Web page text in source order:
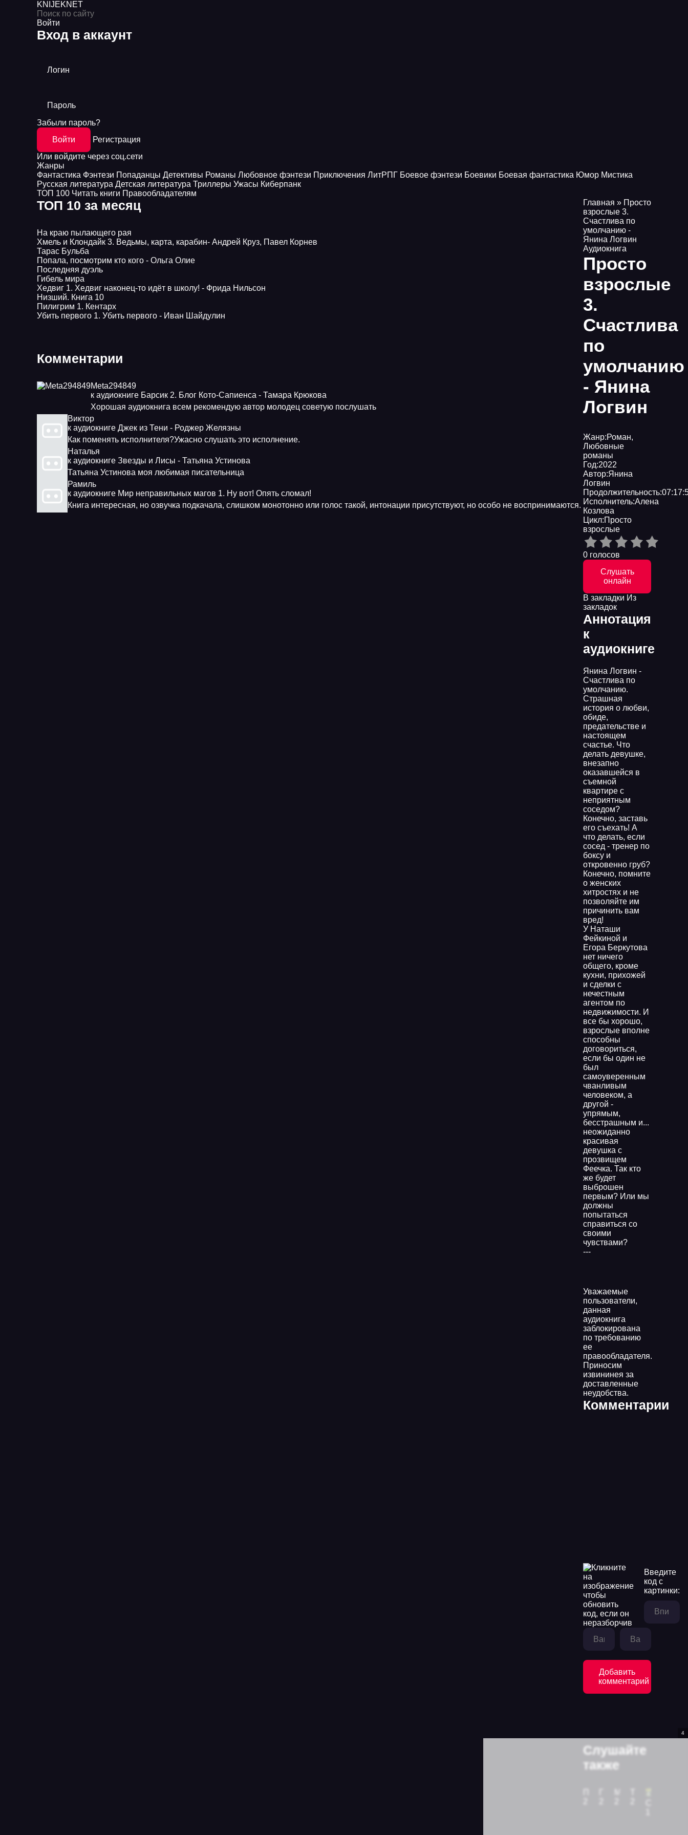
KNIJEKNET
Войти
Вход в аккаунт
Логин
Пароль
Забыли пароль?
Войти
Регистрация
Или войдите через соц.сети
Жанры
Фантастика Фэнтези Попаданцы Детективы Романы Любовное фэнтези Приключения ЛитРПГ Боевое фэнтези Боевики Боевая фантастика Юмор Мистика
Русская литература Детская литература Триллеры Ужасы Киберпанк
ТОП 100 Читать книги Правообладателям
ТОП 10 за месяц
На краю пылающего рая
Хмель и Клондайк 3. Ведьмы, карта, карабин- Андрей Круз, Павел Корнев
Тарас Бульба
Попала, посмотрим кто кого - Ольга Олие
Последняя дуэль
Гибель мира
Хедвиг 1. Хедвиг наконец-то идёт в школу! - Фрида Нильсон
Низший. Книга 10
Пилигрим 1. Кентарх
Убить первого 1. Убить первого - Иван Шайдулин
Комментарии
Meta294849
к аудиокниге Барсик 2. Блог Кото-Сапиенса - Тамара Крюкова
Хорошая аудиокнига всем рекомендую автор молодец советую послушать
Виктор
к аудиокниге Джек из Тени - Роджер Желязны
Как поменять исполнителя?Ужасно слушать это исполнение.
Наталья
к аудиокниге Звезды и Лисы - Татьяна Устинова
Татьяна Устинова моя любимая писательница
Рамиль
к аудиокниге Мир неправильных магов 1. Ну вот! Опять сломал!
Книга интересная, но озвучка подкачала, слишком монотонно или голос такой, интонации присутствуют, но особо не воспринимаются.
Главная » Просто
взрослые 3.
Счастлива по
умолчанию -
Янина Логвин
Аудиокнига
Просто
взрослые
3.
Счастлива
по
умолчанию
- Янина
Логвин
Жанр:Роман,
Любовные
романы
Год:2022
Автор:Янина
Логвин
Продолжительность:
Исполнитель:Алена
Козлова
Цикл:Просто
взрослые
0 голосов
Слушать
онлайн
В закладки Из
закладок
Аннотация
к
аудиокниге
Янина Логвин -
Счастлива по
умолчанию.
Страшная
история о любви,
обиде,
предательстве и
настоящем
счастье. Что
делать девушке,
внезапно
оказавшейся в
съемной
квартире с
неприятным
соседом?
Конечно, заставь
его съехать! А
что делать, если
сосед - тренер по
боксу и
откровенно груб?
Конечно, помните
о женских
хитростях и не
позволяйте им
причинить вам
вред!
У Наташи
Фейкиной и
Егора Беркутова
нет ничего
общего, кроме
кухни, прихожей
и сделки с
нечестным
агентом по
недвижимости. И
все бы хорошо,
взрослые вполне
способны
договориться,
если бы один не
был
самоуверенным
чванливым
человеком, а
другой -
упрямым,
бесстрашным и...
неожиданно
красивая
девушка с
прозвищем
Феечка. Так кто
же будет
выброшен
первым? Или мы
должны
попытаться
справиться со
своими
чувствами?
---
Уважаемые
пользователи,
данная
аудиокнига
заблокирована
по требованию
ее
правообладателя.
Приносим
извининея за
доставленные
неудобства.
Комментарии
Введите
код с
картинки:
Добавить
комментарий
Слушайте
также
3